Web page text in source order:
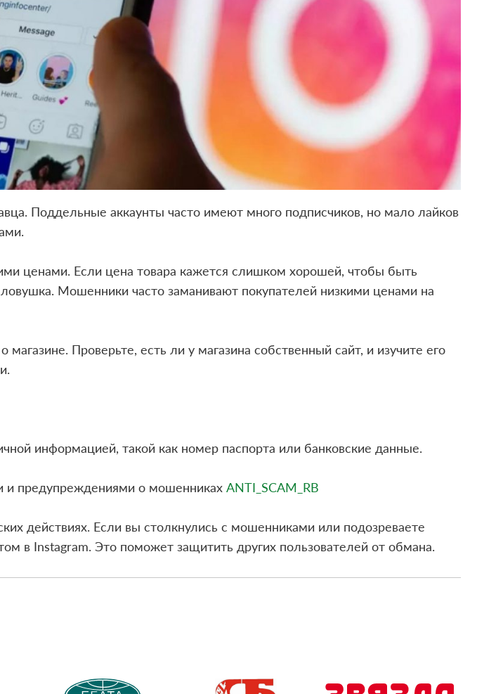
Поддельные аккаунты часто имеют много подписчиков, но мало лайков
ценами. Если цена товара кажется слишком хорошей, чтобы быть
Мошенники часто заманивают покупателей низкими ценами на
Проверьте, есть ли у магазина собственный сайт, и изучите его
информацией, такой как номер паспорта или банковские данные.
и предупреждениями о мошенниках ANTI_SCAM_RB
действиях. Если вы столкнулись с мошенниками или подозреваете
в Instagram. Это поможет защитить других пользователей от обмана.